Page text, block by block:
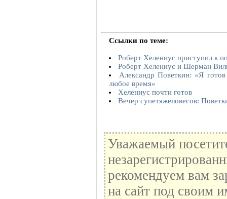
Ссылки по теме:
Роберт Хелениус приступил к
Роберт Хелениус и Шерман
Александр Поветкин: «Я
любое время»
Хелениус почти готов
Вечер супетяжеловесов:
Уважаемый
рекомендуем вам
на сайт под своим